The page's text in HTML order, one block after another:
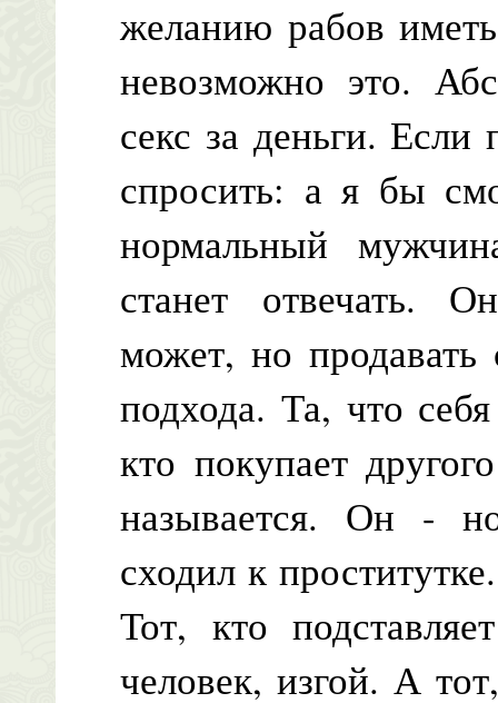
желанию рабов
невозможно это.
секс за деньги. Если
спросить: а я бы
нормальный
станет отвечать.
может, но
подхода. Та, что
кто покупает
называется. Он -
сходил к
Тот, кто
человек, изгой. А